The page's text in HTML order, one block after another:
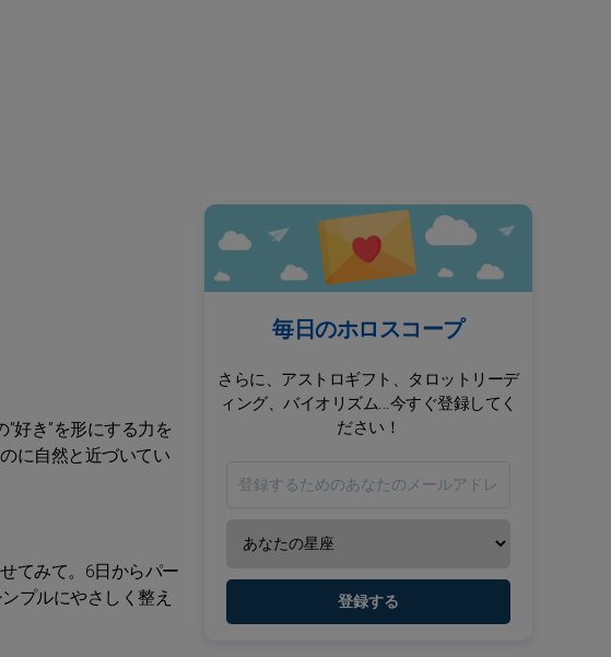
好き”を形にする力を
に自然と近づいてい
てみて。6日からパー
プルにやさしく整え
毎日のホロスコープ
さらに、アストロギフト、タロットリーデ
ィング、バイオリズム...今すぐ登録してく
ださい！
登録する